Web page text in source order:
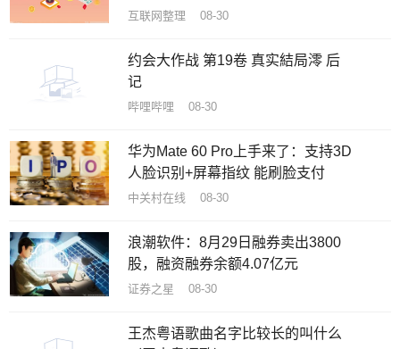
互联网整理 08-30
约会大作战 第19卷 真实結局澪 后
记
哔哩哔哩 08-30
华为Mate 60 Pro上手来了：支持3D
人脸识别+屏幕指纹 能刷脸支付
中关村在线 08-30
浪潮软件：8月29日融券卖出3800
股，融资融券余额4.07亿元
证券之星 08-30
王杰粤语歌曲名字比较长的叫什么